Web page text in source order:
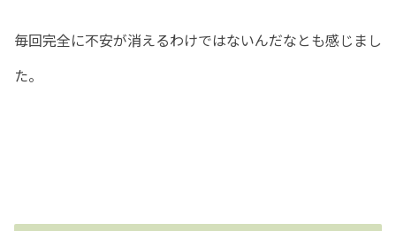
毎回完全に不安が消えるわけではないんだなとも感じまし
た。